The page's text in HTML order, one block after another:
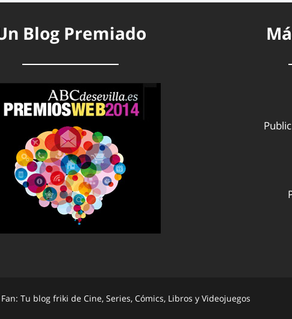
Blog Premiado
Tu blog friki de Cine, Series, Cómics, Libros y Videojuegos